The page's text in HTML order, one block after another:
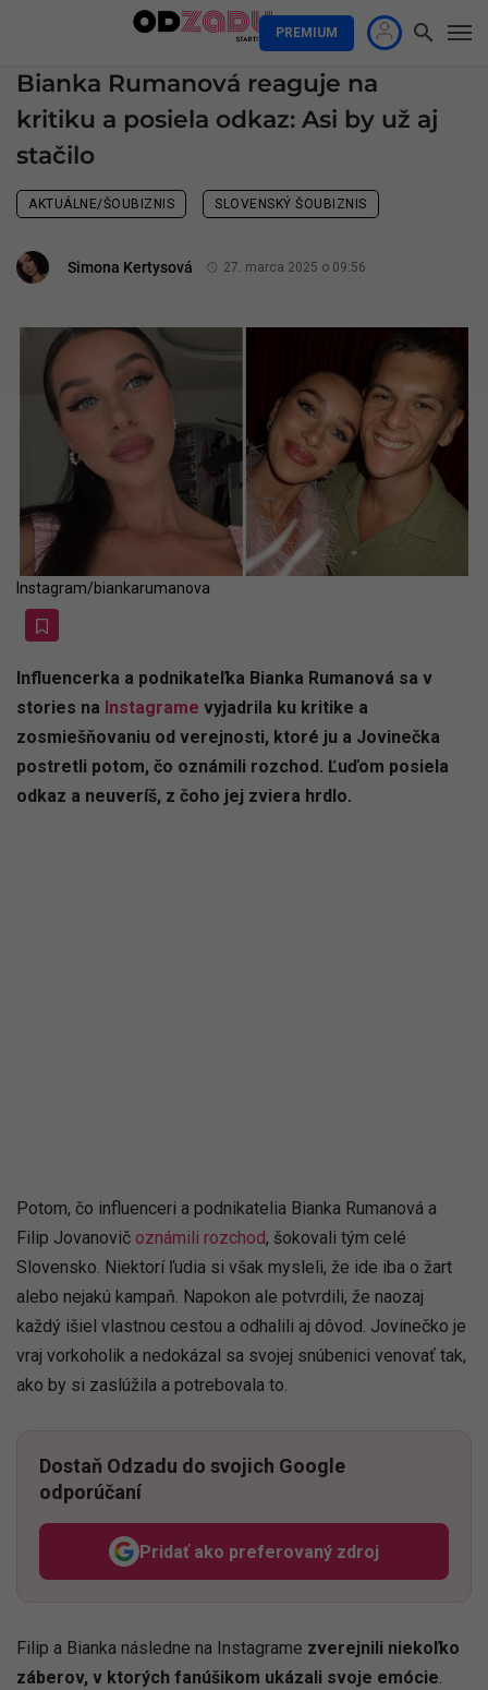
PREMIUM
Bianka Rumanová reaguje na
kritiku a posiela odkaz: Asi by už aj
stačilo
AKTUÁLNE/ŠOUBIZNIS SLOVENSKÝ ŠOUBIZNIS
Simona Kertysová 27. marca 2025 o 09:56
Instagram/biankarumanova
Influencerka a podnikateľka Bianka Rumanová sa v
stories na Instagrame vyjadrila ku kritike a
zosmiešňovaniu od verejnosti, ktoré ju a Jovinečka
postretli potom, čo oznámili rozchod. Ľuďom posiela
odkaz a neuveríš, z čoho jej zviera hrdlo.
Potom, čo influenceri a podnikatelia Bianka Rumanová a
Filip Jovanovič oznámili rozchod, šokovali tým celé
Slovensko. Niektorí ľudia si však mysleli, že ide iba o žart
alebo nejakú kampaň. Napokon ale potvrdili, že naozaj
každý išiel vlastnou cestou a odhalili aj dôvod. Jovinečko je
vraj vorkoholik a nedokázal sa svojej snúbenici venovať tak,
ako by si zaslúžila a potrebovala to.
Dostaň Odzadu do svojich Google
odporúčaní
Pridať ako preferovaný zdroj
Odzadu, odkaz sa otvorí v
Filip a Bianka následne na Instagrame zverejnili niekoľko
záberov, v ktorých fanúšikom ukázali svoje emócie.